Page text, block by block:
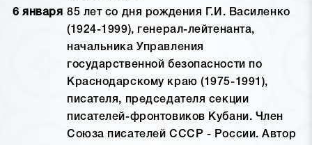
6 января 85 лет со дня рождения Г.И. Василенко
(1924-1999), генерал-лейтенанта,
начальника Управления
государственной безопасности по
Краснодарскому краю (1975-1991),
писателя, председателя секции
писателей-фронтовиков Кубани. Член
Союза писателей СССР - России. Автор